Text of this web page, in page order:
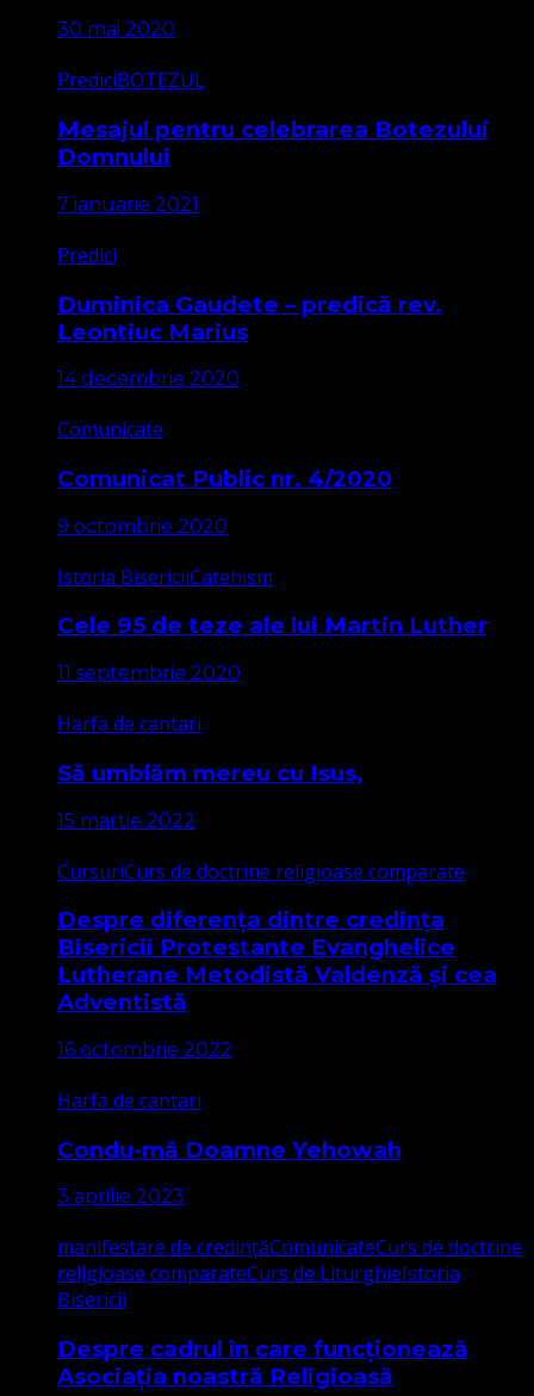
30 mai 2020
PrediciBOTEZUL
Mesajul pentru celebrarea Botezului
Domnului
7 ianuarie 2021
Predici
Duminica Gaudete – predică rev.
Leontiuc Marius
14 decembrie 2020
Comunicate
Comunicat Public nr. 4/2020
9 octombrie 2020
Istoria BisericiiCatehism
Cele 95 de teze ale lui Martin Luther
11 septembrie 2020
Harfa de cantari
Să umblăm mereu cu Isus,
15 martie 2022
CursuriCurs de doctrine religioase comparate
Despre diferența dintre credința
Bisericii Protestante Evanghelice
Lutherane Metodistă Valdenză și cea
Adventistă
16 octombrie 2022
Harfa de cantari
Condu-mă Doamne Yehowah
3 aprilie 2023
manifestare de credințăComunicateCurs de doctrine
religioase comparateCurs de LiturghieIstoria
Bisericii
Despre cadrul în care funcționează
Asociația noastră Religioasă